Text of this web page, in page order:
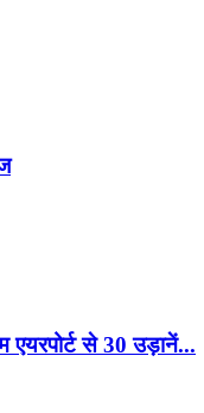
एयरपोर्ट से 30 उड़ानें...